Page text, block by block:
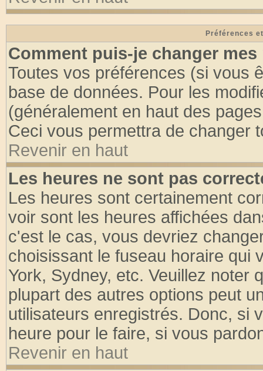
Préférences
Comment puis-je changer mes
Toutes vos préférences (si vous
base de données. Pour les
(généralement en haut des
Ceci vous permettra de changer
Revenir en haut
Les heures ne sont pas
Les heures sont certainement
voir sont les heures affichées
c'est le cas, vous devriez
choisissant le fuseau horaire qui
York, Sydney, etc. Veuillez noter
plupart des autres options peut
utilisateurs enregistrés. Donc, si
heure pour le faire, si vous
Revenir en haut